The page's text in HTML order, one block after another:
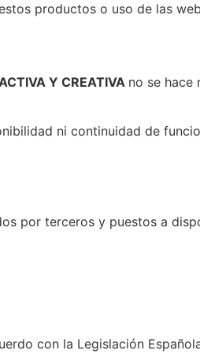
productos o uso de las
Y CREATIVA no se hace
ni continuidad de
por terceros y puestos a
con la Legislación